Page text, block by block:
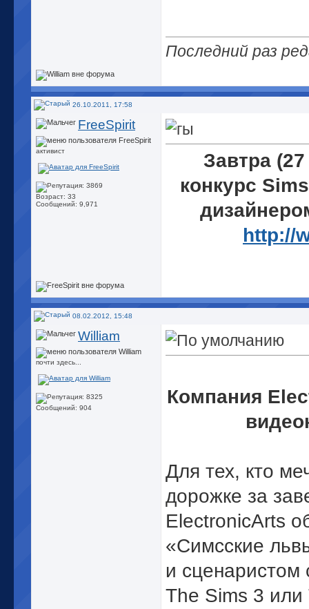
...
Последний раз
26.10.2011, 17:58
FreeSpirit
активист
Возраст: 33
Сообщений: 9,971
Завтра
конкурс
http://
08.02.2012, 15:48
William
почти здесь...
Сообщений: 904
Компания
Для тех, кто
дорожке за
ElectronicArts
«Симсские
и сценаристом
The Sims 3